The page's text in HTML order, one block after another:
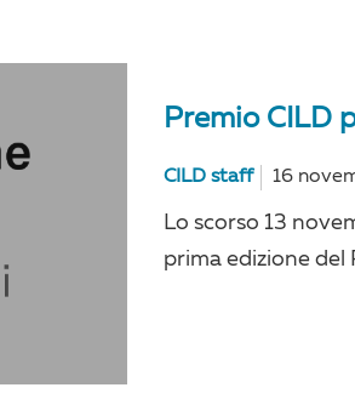
Premio CILD
CILD staff 16
Lo scorso 13
prima edizione del